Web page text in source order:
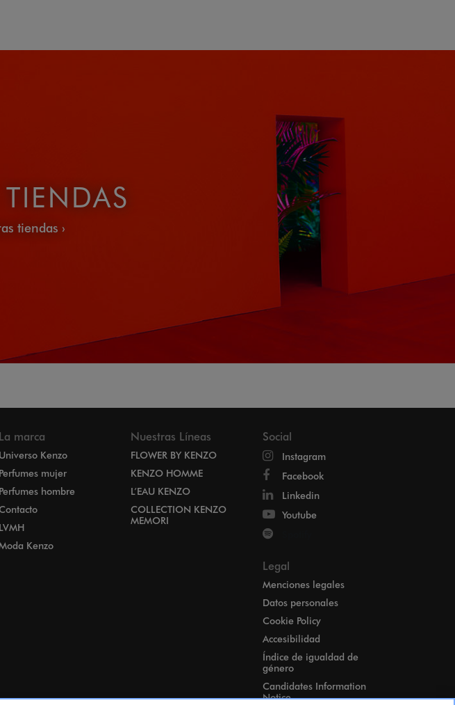
tiendas
La marca
Universo Kenzo
Perfumes mujer
Perfumes hombre
Contacto
LVMH
Kenzo
Nuestras Líneas
FLOWER BY KENZO
KENZO HOMME
L’EAU KENZO
COLLECTION KENZO
MEMORI
Social
Instagram
Facebook
Linkedin
Youtube
Legal
Menciones legales
Datos personales
Cookie Policy
Accesibilidad
Índice de igualdad de
género
Candidates Information
Notice